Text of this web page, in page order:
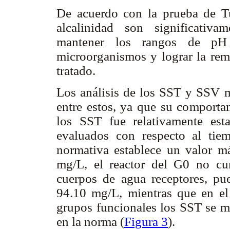
De acuerdo con la prueba de
alcalinidad son
mantener los rangos de
microorganismos y lograr la
tratado.
Los análisis de los SST y SSV
entre estos, ya que su
los SST fue relativamente
evaluados con respecto al
normativa establece un valor
mg/L, el reactor del G0 no
cuerpos de agua receptores,
94.10 mg/L, mientras que en
grupos funcionales los SST se
en la norma (Figura 3).